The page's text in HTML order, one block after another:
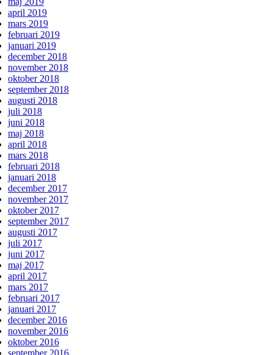
april 2019
mars 2019
februari 2019
januari 2019
december 2018
november 2018
oktober 2018
september 2018
augusti 2018
juli 2018
juni 2018
maj 2018
april 2018
mars 2018
februari 2018
januari 2018
december 2017
november 2017
oktober 2017
september 2017
augusti 2017
juli 2017
juni 2017
maj 2017
april 2017
mars 2017
februari 2017
januari 2017
december 2016
november 2016
oktober 2016